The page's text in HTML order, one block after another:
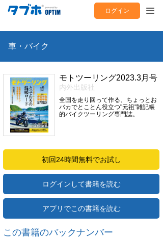
ログイン
車・バイク
モトツーリング2023.3月号
内外出版社
全国を走り回って作る、ちょっとお
バカでとことん役立つ"元祖"雑記帳
的バイクツーリング専門誌。
初回24時間無料でお試し
ログインして書籍を読む
アプリでこの書籍を読む
この書籍のバックナンバー